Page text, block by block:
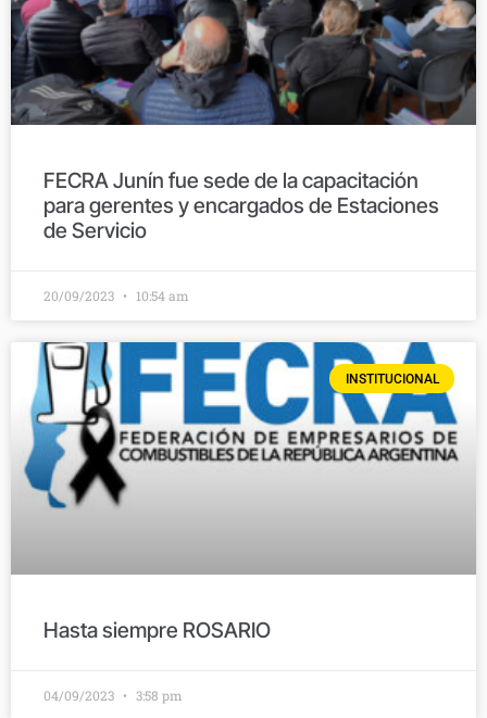
FECRA Junín fue sede de la capacitación
para gerentes y encargados de Estaciones
de Servicio
20/09/2023 10:54 am
INSTITUCIONAL
Hasta siempre ROSARIO
04/09/2023 3:58 pm